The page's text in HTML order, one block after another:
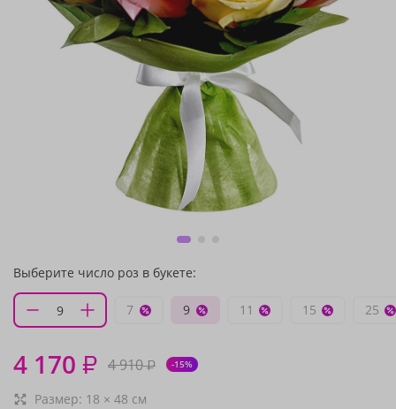
Выберите число роз в букете:
7 9 11 15 25
4 170 ₽ 4 910₽ -15%
Размер: 18 × 48 см